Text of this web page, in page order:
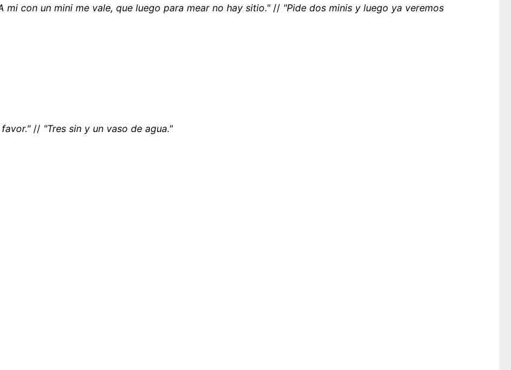
mi con un mini me vale, que luego para mear no hay sitio."// "Pide dos minis y luego ya veremos
// "Tres sin y un vaso de agua."